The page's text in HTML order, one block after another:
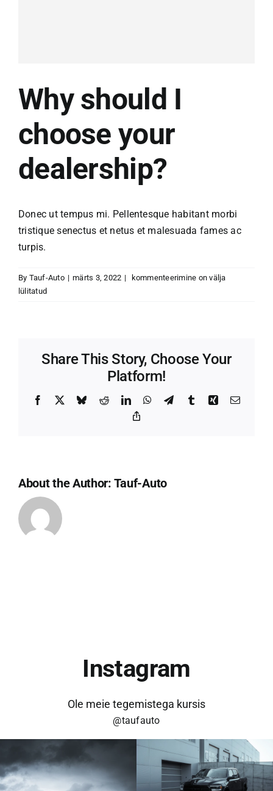
Why should I
choose your
dealership?
Donec ut tempus mi. Pellentesque habitant morbi
tristique senectus et netus et malesuada fames ac
turpis.
By Tauf-Auto | märts 3, 2022 |
Why
kommenteerimine on välja
lülitatud
Share This Story, Choose Your
Platform!
FacebookBlueskyRedditLinkedInWhatsApp
Telegram
TumblrXingEmail
About the Author: Tauf-Auto
Instagram
Ole meie tegemistega kursis
@taufauto